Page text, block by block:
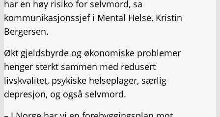
har en høy risiko for selvmord, sa
kommunikasjonssjef i Mental Helse, Kristin
Bergersen.
Økt gjeldsbyrde og økonomiske problemer
henger sterkt sammen med redusert
livskvalitet, psykiske helseplager, særlig
depresjon, og også selvmord.